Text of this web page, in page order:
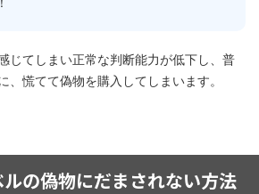
じてしまい正常な判断能力が低下し、普
、慌てて偽物を購入してしまいます。
の偽物にだまされない方法